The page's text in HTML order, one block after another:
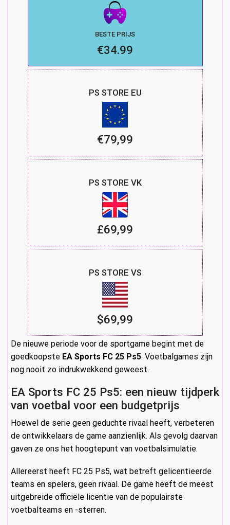
BESTE PRIJS
€34.99
PS STORE EU
€79,99
PS STORE VK
£69,99
PS STORE VS
$69,99
De nieuwe periode voor de sportgame begint met de
goedkoopste EA Sports FC 25 Ps5. Voetbalgames zijn
nog nooit zo indrukwekkend geweest.
EA Sports FC 25 Ps5: een nieuw tijdperk
van voetbal voor een budgetprijs
Hoewel de serie geen geduchte rivaal heeft, verbeteren
de ontwikkelaars de game aanzienlijk. Als gevolg daarvan
gaven ze ons het hoogtepunt van voetbalsimulatie.
Allereerst heeft FC 25 Ps5, wat betreft gelicentieerde
teams en spelers, geen rivaal. De game heeft de meest
uitgebreide officiële licentie van de populairste
voetbalteams en -sterren.